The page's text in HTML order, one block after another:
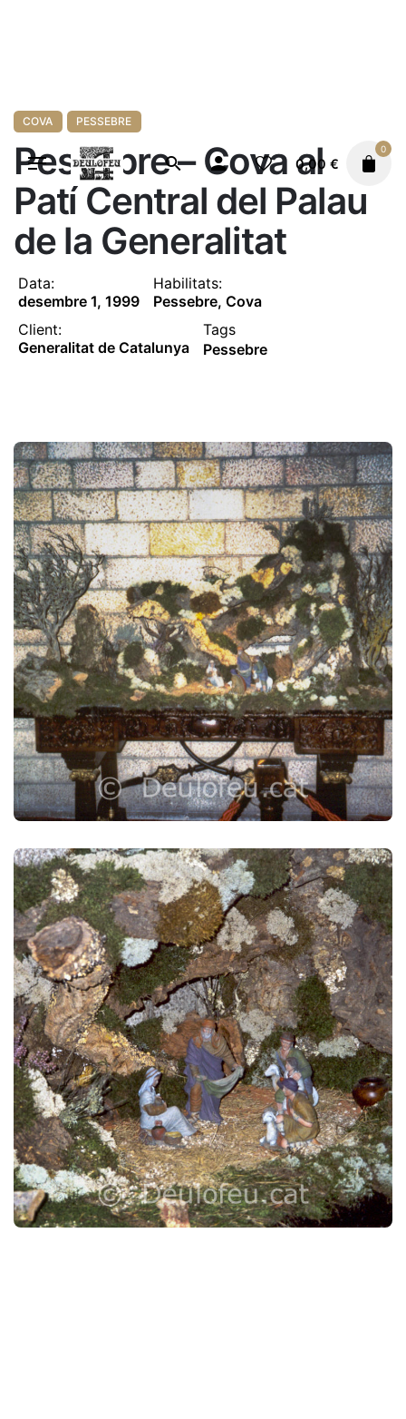
0,00 €
0
COVA PESSEBRE
Pessebre – Cova al
Patí Central del Palau
de la Generalitat
Data:
desembre 1, 1999
Habilitats:
Pessebre, Cova
Client:
Generalitat de Catalunya
Tags
Pessebre